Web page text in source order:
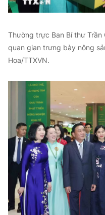
Thường trực Ban Bí thư
quan gian trưng bày nông
Hoa/TTXVN.